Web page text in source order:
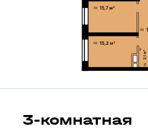
3-комнатная